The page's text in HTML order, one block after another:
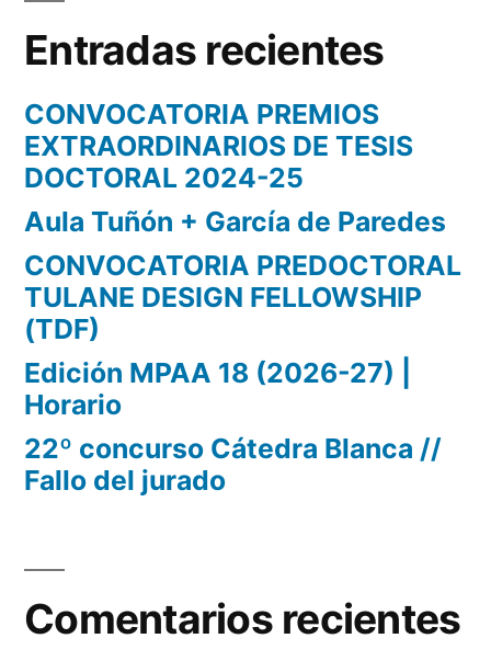
Entradas recientes
CONVOCATORIA PREMIOS
EXTRAORDINARIOS DE TESIS
DOCTORAL 2024-25
Aula Tuñón + García de Paredes
CONVOCATORIA PREDOCTORAL
TULANE DESIGN FELLOWSHIP
(TDF)
Edición MPAA 18 (2026-27) |
Horario
22º concurso Cátedra Blanca //
Fallo del jurado
Comentarios recientes